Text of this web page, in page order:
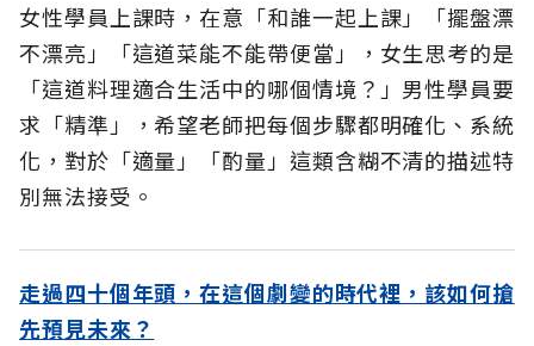
女性學員上課時，在意「和誰一起上課」「擺盤漂
不漂亮」「這道菜能不能帶便當」，女生思考的是
「這道料理適合生活中的哪個情境？」男性學員要
求「精準」，希望老師把每個步驟都明確化、系統
化，對於「適量」「酌量」這類含糊不清的描述特
別無法接受。
走過四十個年頭，在這個劇變的時代裡，該如何搶
先預見未來？